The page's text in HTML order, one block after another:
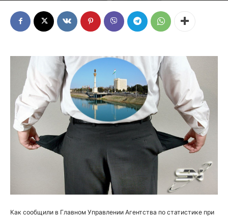
Как сообщили в Главном Управлении Агентства по статистике при